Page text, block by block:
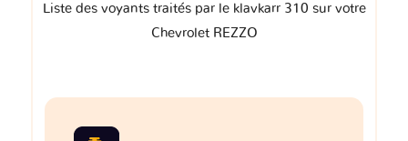
Liste des voyants traités par le klavkarr 310 sur votre
Chevrolet REZZO